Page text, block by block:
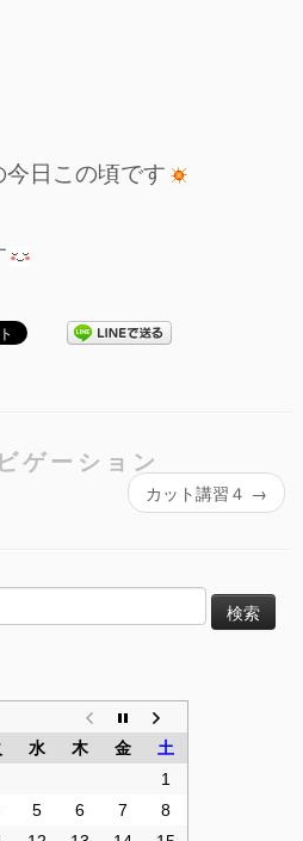
日この頃です
ゲーション
カット講習４ →
水 木 金
土
1
5 6 7
8